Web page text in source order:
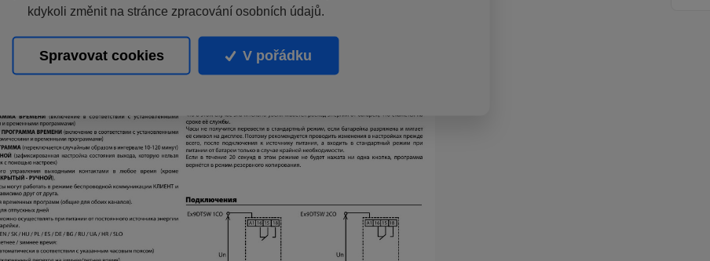
kdykoli změnit na stránce zpracování osobních údajů.
Spravovat cookies V pořádku